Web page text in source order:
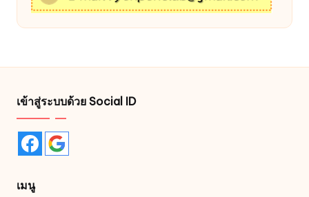
เข้าสู่ระบบด้วย Social ID
เมนู